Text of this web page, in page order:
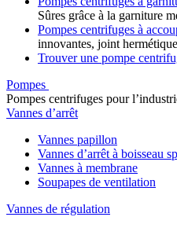
Sûres grâce à la garniture
Pompes centrifuges à
innovantes, joint hermétique
Trouver une pompe
Pompes
Pompes centrifuges pour
Vannes d’arrêt
Vannes papillon
Vannes d’arrêt à boisseau
Vannes à membrane
Soupapes de ventilation
Vannes de régulation